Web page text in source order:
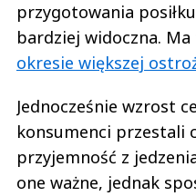
przygotowania
bardziej widoczna.
okresie większej
Jednocześnie wzrost
konsumenci przestali
przyjemność z
one ważne, jednak